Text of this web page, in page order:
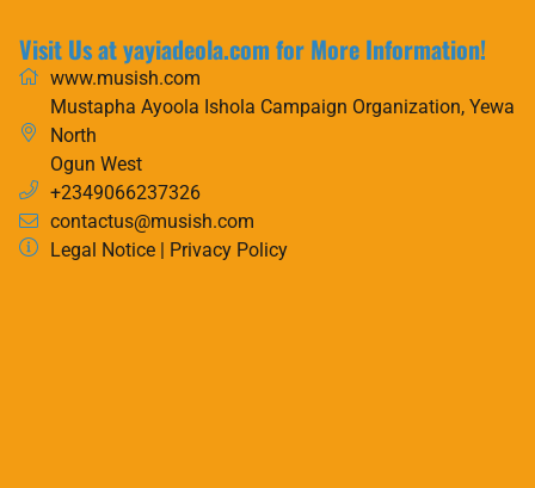
Visit Us at yayiadeola.com for More Information!
www.musish.com
Mustapha Ayoola Ishola Campaign Organization, Yewa
North
Ogun West
+2349066237326
contactus@musish.com
Legal Notice| Privacy Policy